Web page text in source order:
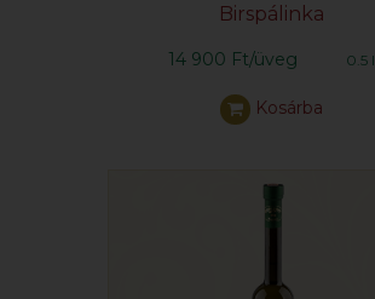
Birspálinka
14 900 Ft/üveg 0.5 l
Kosárba